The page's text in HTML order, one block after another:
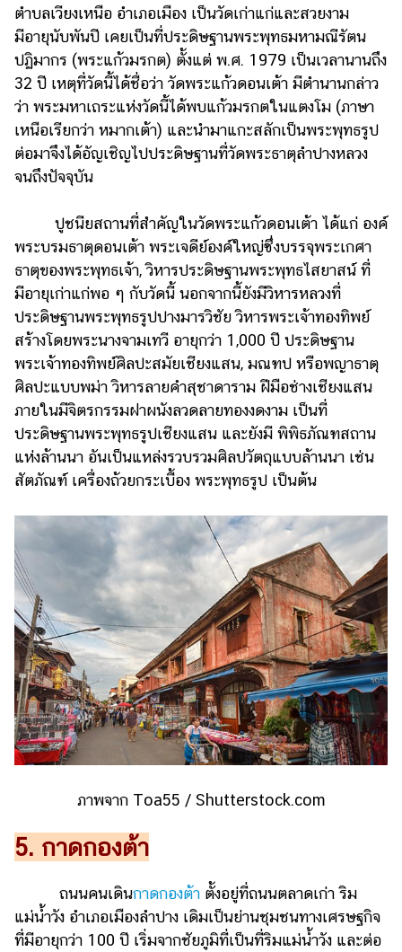
ตำบลเวียงเหนือ อำเภอเมือง เป็นวัดเก่าแก่และสวยงาม
มีอายุนับพันปี เคยเป็นที่ประดิษฐานพระพุทธมหามณีรัตน
ปฏิมากร (พระแก้วมรกต) ตั้งแต่ พ.ศ. 1979 เป็นเวลานานถึง
32 ปี เหตุที่วัดนี้ได้ชื่อว่า วัดพระแก้วดอนเต้า มีตำนานกล่าว
ว่า พระมหาเถระแห่งวัดนี้ได้พบแก้วมรกตในแตงโม (ภาษา
เหนือเรียกว่า หมากเต้า) และนำมาแกะสลักเป็นพระพุทธรูป
ต่อมาจึงได้อัญเชิญไปประดิษฐานที่วัดพระธาตุลำปางหลวง
จนถึงปัจจุบัน
ปูชนียสถานที่สำคัญในวัดพระแก้วดอนเต้า ได้แก่ องค์
พระบรมธาตุดอนเต้า พระเจดีย์องค์ใหญ่ซึ่งบรรจุพระเกศา
ธาตุของพระพุทธเจ้า, วิหารประดิษฐานพระพุทธไสยาสน์ ที่
มีอายุเก่าแก่พอ ๆ กับวัดนี้ นอกจากนี้ยังมีวิหารหลวงที่
ประดิษฐานพระพุทธรูปปางมารวิชัย วิหารพระเจ้าทองทิพย์
สร้างโดยพระนางจามเทวี อายุกว่า 1,000 ปี ประดิษฐาน
พระเจ้าทองทิพย์ศิลปะสมัยเชียงแสน, มณฑป หรือพญาธาตุ
ศิลปะแบบพม่า วิหารลายคำสุชาดาราม ฝีมือช่างเชียงแสน
ภายในมีจิตรกรรมฝาผนังลวดลายทองงดงาม เป็นที่
ประดิษฐานพระพุทธรูปเชียงแสน และยังมี พิพิธภัณฑสถาน
แห่งล้านนา อันเป็นแหล่งรวบรวมศิลปวัตถุแบบล้านนา เช่น
สัตภัณฑ์ เครื่องถ้วยกระเบื้อง พระพุทธรูป เป็นต้น
ภาพจาก Toa55 / Shutterstock.com
5. กาดกองต้า
ถนนคนเดินกาดกองต้า ตั้งอยู่ที่ถนนตลาดเก่า ริม
แม่น้ำวัง อำเภอเมืองลำปาง เดิมเป็นย่านชุมชนทางเศรษฐกิจ
ที่มีอายุกว่า 100 ปี เริ่มจากชัยภูมิที่เป็นที่ริมแม่น้ำวัง และต่อ